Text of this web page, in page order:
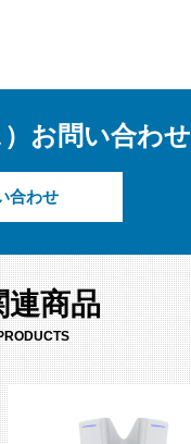
お問い合わせ
合わせ
連商品